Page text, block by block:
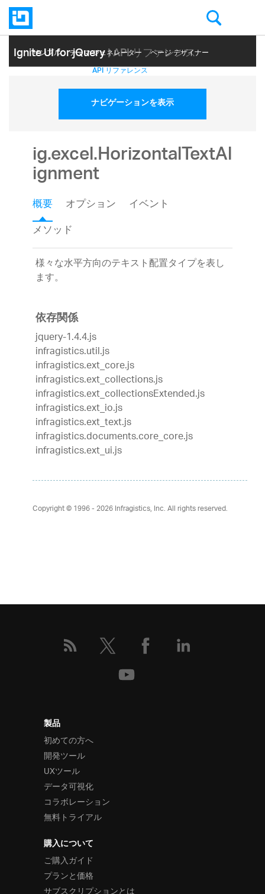
Ignite UI for jQuery| API リファレンス
サンプル テーマ ジェネレーター ページ デザイナー
ヘルプ トピック API リファレンス
ナビゲーションを表示
ig.excel.HorizontalTextAl
ignment
概要 オプション
イベント
メソッド
様々な水平方向のテキスト配置タイプを表し
ます。
依存関係
jquery-1.4.4.js
infragistics.util.js
infragistics.ext_core.js
infragistics.ext_collections.js
infragistics.ext_collectionsExtended.js
infragistics.ext_io.js
infragistics.ext_text.js
infragistics.documents.core_core.js
infragistics.ext_ui.js
Copyright © 1996 - 2026Infragistics, Inc. All rights reserved.
製品
初めての方へ
開発ツール
UXツール
データ可視化
コラボレーション
無料トライアル
購入について
ご購入ガイド
プランと価格